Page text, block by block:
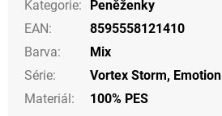
Kategorie:
Peněženky
EAN:
8595558121410
Barva:
Mix
Série:
Vortex Storm, Emotion
Materiál: 100% PES